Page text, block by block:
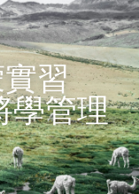
習
學管理